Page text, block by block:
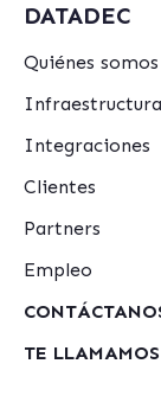
DATADEC
Quiénes somos
Integraciones
Clientes
Partners
Empleo
TE LLAMAMOS